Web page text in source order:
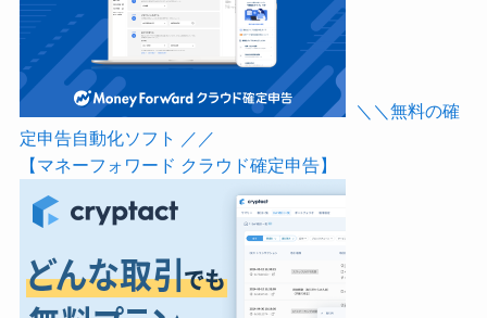
＼＼無料の確
定申告自動化ソフト ／／
【マネーフォワード クラウド確定申告】